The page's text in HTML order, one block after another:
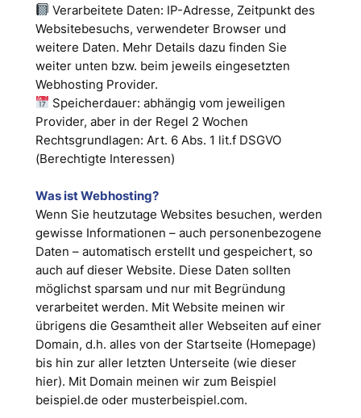
Verarbeitete Daten: IP-Adresse, Zeitpunkt des
Websitebesuchs, verwendeter Browser und
weitere Daten. Mehr Details dazu finden Sie
weiter unten bzw. beim jeweils eingesetzten
Webhosting Provider.
Speicherdauer: abhängig vom jeweiligen
Provider, aber in der Regel 2 Wochen
Rechtsgrundlagen: Art. 6 Abs. 1 lit.f DSGVO
(Berechtigte Interessen)
Was ist Webhosting?
Wenn Sie heutzutage Websites besuchen, werden
gewisse Informationen – auch personenbezogene
Daten – automatisch erstellt und gespeichert, so
auch auf dieser Website. Diese Daten sollten
möglichst sparsam und nur mit Begründung
verarbeitet werden. Mit Website meinen wir
übrigens die Gesamtheit aller Webseiten auf einer
Domain, d.h. alles von der Startseite (Homepage)
bis hin zur aller letzten Unterseite (wie dieser
hier). Mit Domain meinen wir zum Beispiel
beispiel.de oder musterbeispiel.com.